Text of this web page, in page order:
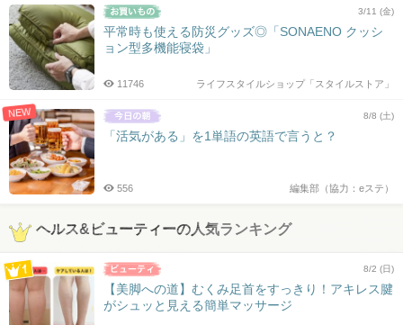
3/11 (金)
平常時も使える防災グッズ◎「SONAENO クッシ
ョン型多機能寝袋」
ライフスタイルショップ「スタイルストア」
11746
NEW 8/8 (土)
「活気がある」を1単語の英語で言うと？
編集部（協力：eステ）
556
ヘルス&ビューティーの人気ランキング
8/2 (日)
【美脚への道】むくみ足首をすっきり！アキレス腱
がシュッと見える簡単マッサージ